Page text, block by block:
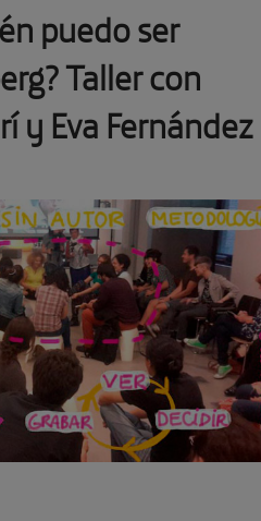
puedo ser
Taller con
y Eva Fernández